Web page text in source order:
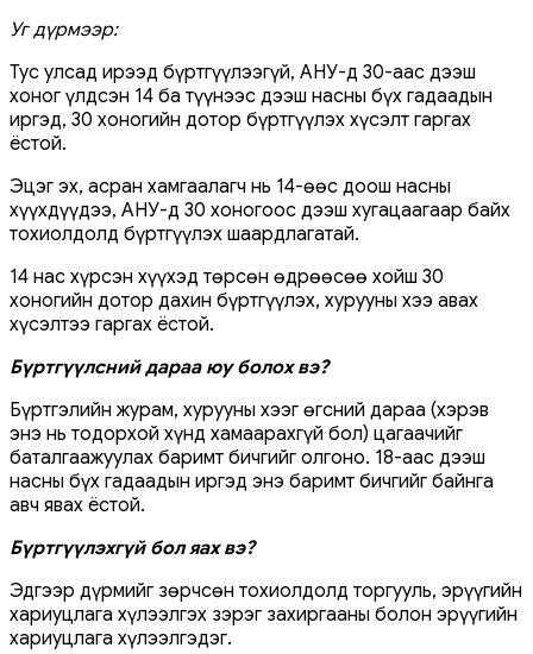
Уг дүрмээр:
Тус улсад ирээд бүртгүүлээгүй, АНУ-д 30-аас дээш
хоног үлдсэн 14 ба түүнээс дээш насны бүх гадаадын
иргэд, 30 хоногийн дотор бүртгүүлэх хүсэлт гаргах
ёстой.
Эцэг эх, асран хамгаалагч нь 14-өөс доош насны
хүүхдүүдээ, АНУ-д 30 хоногоос дээш хугацаагаар байх
тохиолдолд бүртгүүлэх шаардлагатай.
14 нас хүрсэн хүүхэд төрсөн өдрөөсөө хойш 30
хоногийн дотор дахин бүртгүүлэх, хурууны хээ авах
хүсэлтээ гаргах ёстой.
Бүртгүүлсний дараа юу болох вэ?
Бүртгэлийн журам, хурууны хээг өгсний дараа (хэрэв
энэ нь тодорхой хүнд хамаарахгүй бол) цагаачийг
баталгаажуулах баримт бичгийг олгоно. 18-аас дээш
насны бүх гадаадын иргэд энэ баримт бичгийг байнга
авч явах ёстой.
Бүртгүүлэхгүй бол яах вэ?
Эдгээр дүрмийг зөрчсөн тохиолдолд торгууль, эрүүгийн
хариуцлага хүлээлгэх зэрэг захиргааны болон эрүүгийн
хариуцлага хүлээлгэдэг.